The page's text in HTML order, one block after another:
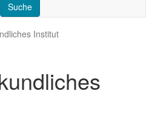
Institut